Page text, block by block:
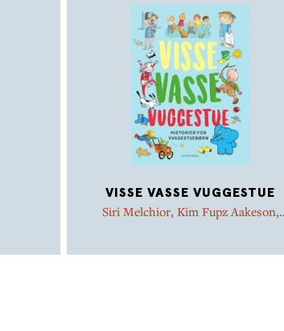
VISSE VASSE VUGGESTUE
Siri Melchior, Kim Fupz Aakeson,
Niels Bo Bojesen,Mats Letén,Elsa